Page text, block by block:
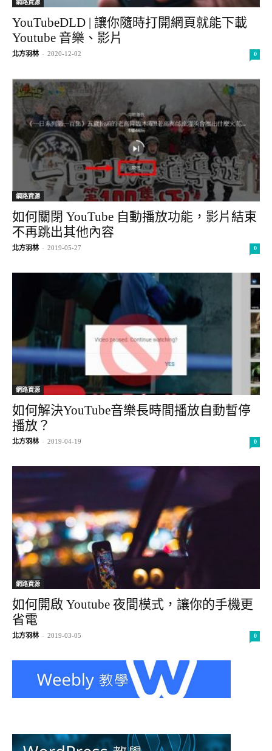
網路資源
YouTubeDLD | 讓你隨時打開網頁就能下載
Youtube 音樂、影片
北方羽林 - 2020-12-02 0
網路資源
如何關閉 YouTube 自動播放功能，影片結束
不再跳出其他內容
北方羽林 - 2019-05-27 0
網路資源
如何解決YouTube音樂長時間播放自動暫停
播放？
北方羽林 - 2019-04-19 0
網路資源
如何開啟 Youtube 夜間模式，讓你的手機更
省電
北方羽林 - 2019-03-05 0